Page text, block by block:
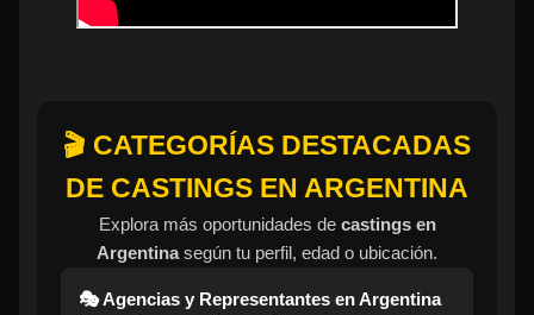
🎬 CATEGORÍAS DESTACADAS
DE CASTINGS EN ARGENTINA
Explora más oportunidades de castings en
Argentinasegún tu perfil, edad o ubicación.
🎭 Agencias y Representantes en Argentina